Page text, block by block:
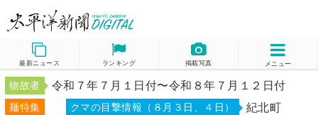
最新ニュース ランキング 掲載写真 メニュー
物故者 令和７年７月１日付〜令和８年７月１２日付
麺特集 クマの目撃情報（８月３日、４日） 紀北町